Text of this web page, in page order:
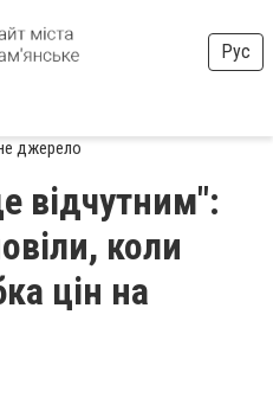
Рус
джерело
відчутним":
коли
цін на